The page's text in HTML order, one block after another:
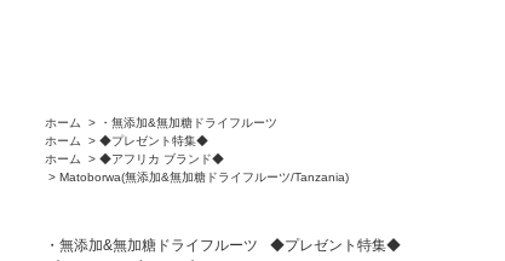
ホーム >
・無添加&無加糖ドライフルーツ
ホーム
> ◆プレゼント特集◆
ホーム
> ◆アフリカ ブランド◆
> Matoborwa(無添加&無加糖ドライフルーツ/Tanzania)
・無添加&無加糖ドライフルーツ
◆プレゼント特集◆